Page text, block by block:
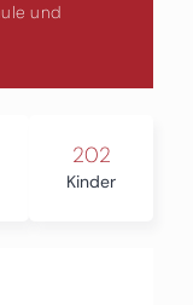
und
202
Kinder